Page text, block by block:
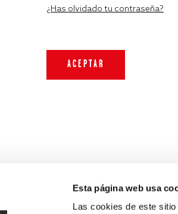
Esta página web usa
Las cookies de este
¿Has olvidado tu contraseña?